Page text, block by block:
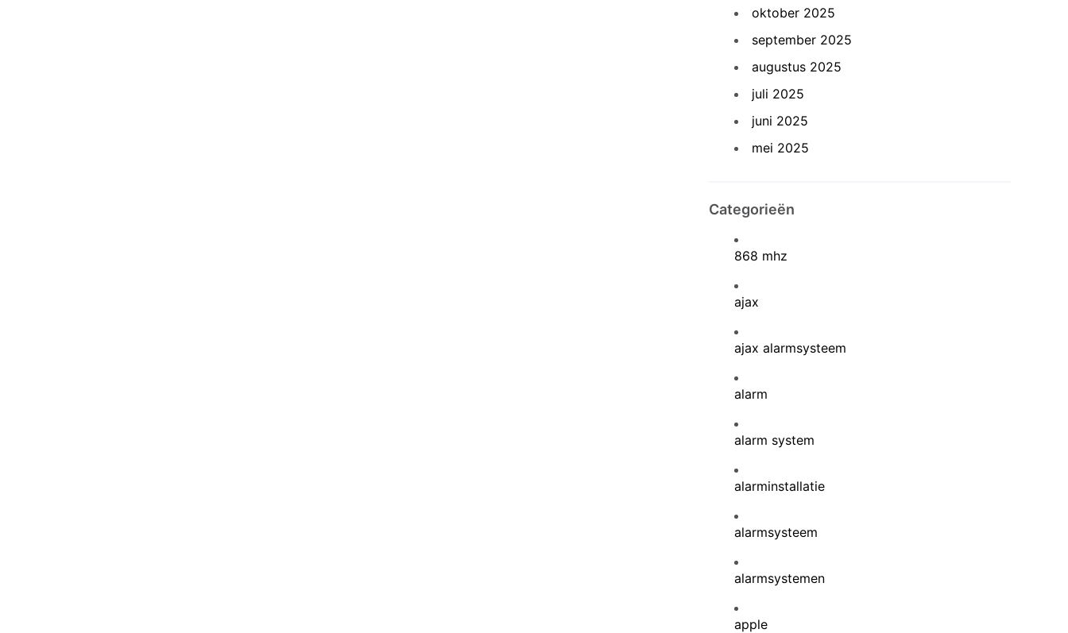
oktober 2025
september 2025
augustus 2025
juli 2025
juni 2025
mei 2025
Categorieën
868 mhz
ajax
ajax alarmsysteem
alarm
alarm system
alarminstallatie
alarmsysteem
alarmsystemen
apple